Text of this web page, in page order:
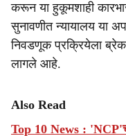
करून या हुकूमशाही
सुनावणीत न्यायालय या
निवडणूक प्रक्रियेला ब्रेक
लागले आहे.
Also Read
Top 10 News :